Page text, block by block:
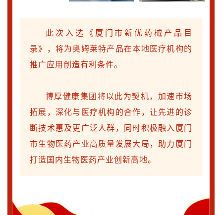
此次入选《厦门市新优药械产品目
录》，将为奥姆莱特产品在本地医疗机构的
推广应用创造有利条件。
博厚健康集团将以此为契机，加速市场
拓展，深化与医疗机构的合作，让先进的诊
断技术惠及更广泛人群，同时积极融入厦门
市生物医药产业高质量发展大局，助力厦门
打造国内生物医药产业创新高地。